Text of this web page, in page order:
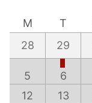
M
T
28
29
5 6
12
13